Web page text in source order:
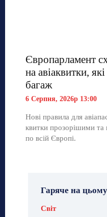
Європарламент
на авіаквитки,
багаж
6 Серпня, 2026р 13:00
Нові правила для
квитки прозорішими та
по всій Європі.
Гаряче на
Світ